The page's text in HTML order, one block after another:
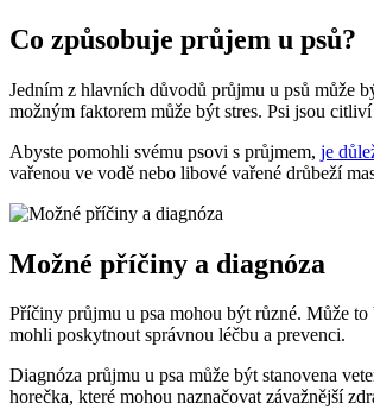
Co způsobuje průjem u psů?
Jedním z hlavních důvodů průjmu u psů může
možným faktorem může být stres. Psi jsou
Abyste pomohli svému psovi s průjmem, je
vařenou ve vodě nebo libové vařené drůbeží
Možné příčiny a diagnóza
Příčiny průjmu u psa mohou být různé. Může
mohli poskytnout správnou léčbu a prevenci.
Diagnóza průjmu u psa může být stanovena
horečka, které mohou naznačovat závažnější